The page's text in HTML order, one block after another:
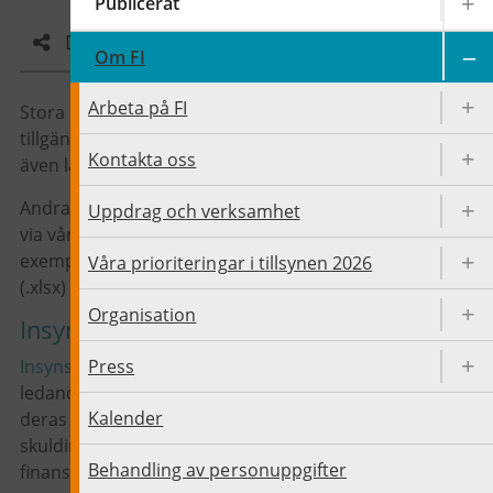
Om FI
Arbeta på FI
Kontakta oss
Uppdrag och verksamhet
Våra prioriteringar i tillsynen 2026
Organisation
Press
Kalender
Behandling av personuppgifter
Dela sidan
Stora delar av FI:s statistik är offentlig och är
tillgänglig viaSCB:s Finansmarknadsstatistikoch kan
även laddas ned som öppen data.
Andra delar av vår offentliga statistik är tillgänglig
via vår webbplats fi.se, till
exempel Insynsregistret (.csv), Blankningslistan
(.xlsx) och Varningslistan (.xlsx).
Insynsregistret
Insynsregistret
ledande ställning och de transaktioner som de och
deras närstående har genomfört i aktier och
skuldinstrument i företaget och övriga relaterade
finansiella instrument.